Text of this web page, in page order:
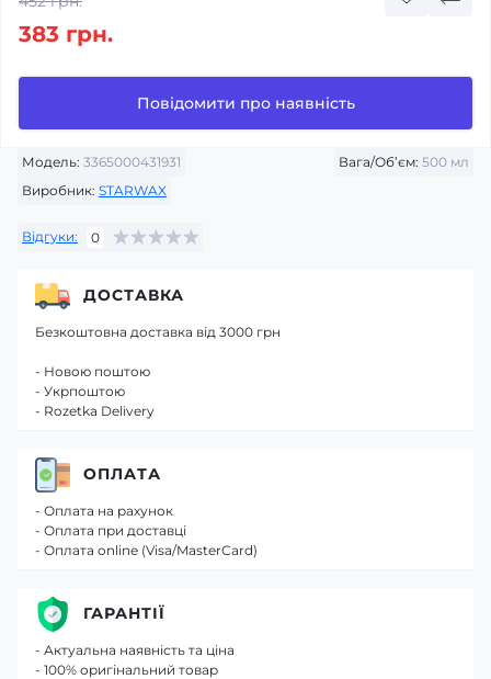
Модель: 3365000431931 Вага/Об’єм: 500 мл
Виробник: STARWAX
Відгуки: 0
383 грн.
Повідомити про наявність
ДОСТАВКА
Безкоштовна доставка від 3000 грн
- Новою поштою
- Укрпоштою
- Rozetka Delivery
ОПЛАТА
- Оплата на рахунок
- Оплата при доставці
- Оплата online (Visa/MasterCard)
ГАРАНТІЇ
- Актуальна наявність та ціна
- 100% оригінальний товар